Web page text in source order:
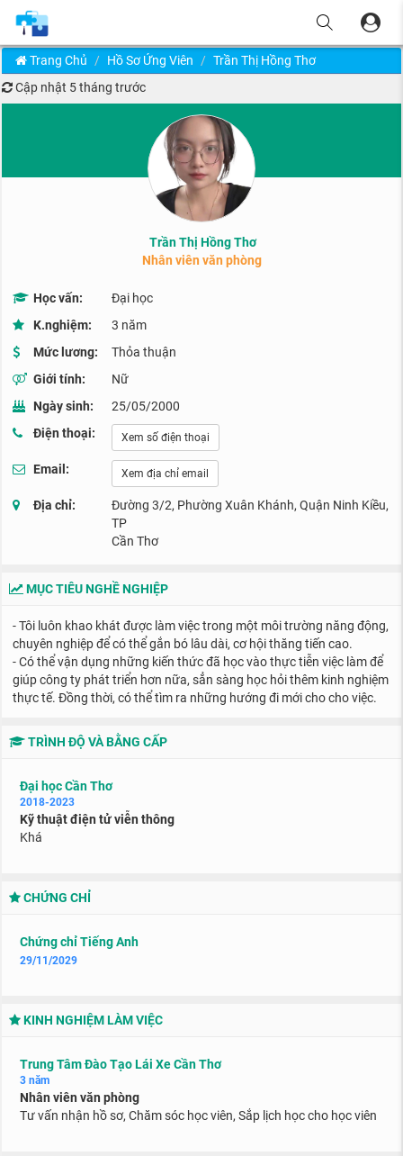
Trang Chủ Hồ Sơ Ứng Viên
Trần Thị Hồng Thơ
Cập nhật 5 tháng trước
Trần Thị Hồng Thơ
Nhân viên văn phòng
Học vấn:
Đại học
K.nghiệm:
3 năm
Mức lương:
Thỏa thuận
Giới tính:
Nữ
Ngày sinh:
25/05/2000
Điện thoại:
Xem số điện thoại
Email: Xem địa chỉ email
Địa chỉ:
Đường 3/2, Phường Xuân Khánh, Quận Ninh Kiều,
TP
Cần Thơ
MỤC TIÊU NGHỀ NGHIỆP
- Tôi luôn khao khát được làm việc trong một môi trường năng động,
chuyên nghiệp để có thể gắn bó lâu dài, cơ hội thăng tiến cao.
- Có thể vận dụng những kiến thức đã học vào thực tiễn việc làm để
giúp công ty phát triển hơn nữa, sẳn sàng học hỏi thêm kinh nghiệm
thực tế. Đồng thời, có thể tìm ra những hướng đi mới cho cho việc.
TRÌNH ĐỘ VÀ BẰNG CẤP
Đại học Cần Thơ
2018-2023
Kỹ thuật điện tử viễn thông
Khá
CHỨNG CHỈ
Chứng chỉ Tiếng Anh
29/11/2029
KINH NGHIỆM LÀM VIỆC
Trung Tâm Đào Tạo Lái Xe Cần Thơ
3 năm
Nhân viên văn phòng
Tư vấn nhận hồ sơ, Chăm sóc học viên, Sắp lịch học cho học viên